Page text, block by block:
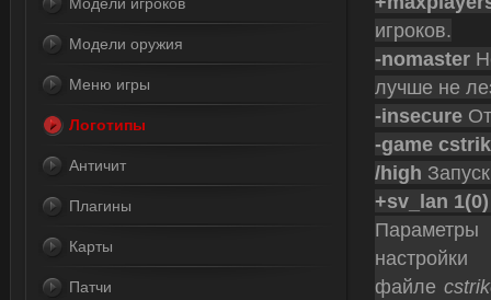
игроков.
-nomaster
лучше не
-insecure
-game
/high
+sv_lan 1(0)
файле
Модели оружия
Меню игры
Логотипы
Античит
Плагины
Карты
Патчи